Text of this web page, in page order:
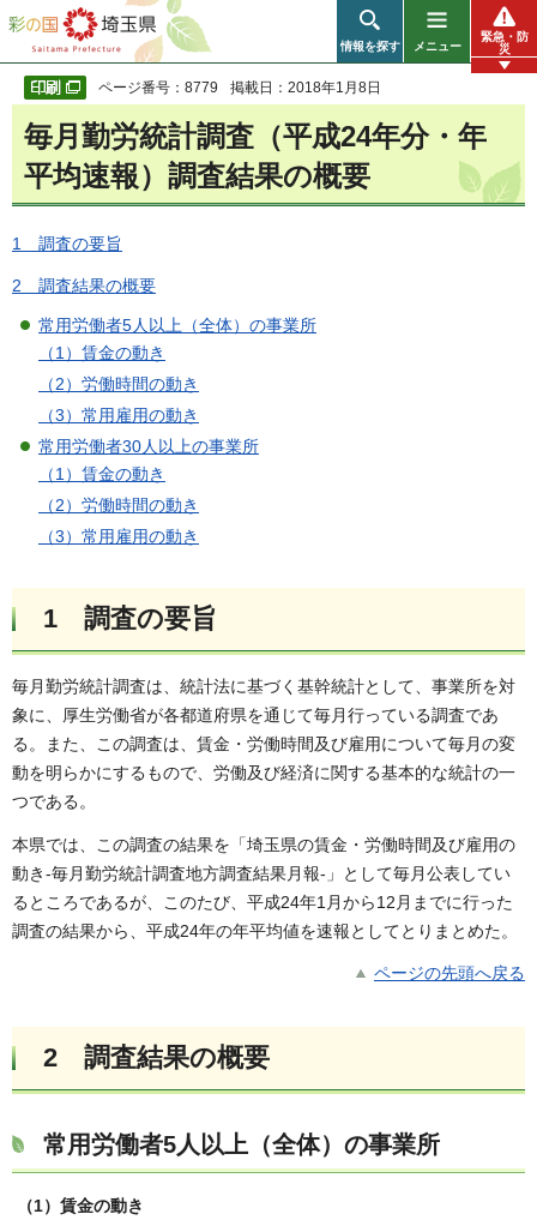
彩の国 埼玉県
情報を探す メニュー
緊急・防
災
ページ番号：8779 掲載日：2018年1月8日
毎月勤労統計調査（平成24年分・年
平均速報）調査結果の概要
1 調査の要旨
2 調査結果の概要
常用労働者5人以上（全体）の事業所
（1）賃金の動き
（2）労働時間の動き
（3）常用雇用の動き
常用労働者30人以上の事業所
（1）賃金の動き
（2）労働時間の動き
（3）常用雇用の動き
1 調査の要旨
毎月勤労統計調査は、統計法に基づく基幹統計として、事業所を対
象に、厚生労働省が各都道府県を通じて毎月行っている調査であ
る。また、この調査は、賃金・労働時間及び雇用について毎月の変
動を明らかにするもので、労働及び経済に関する基本的な統計の一
つである。
本県では、この調査の結果を「埼玉県の賃金・労働時間及び雇用の
動き-毎月勤労統計調査地方調査結果月報-」として毎月公表してい
るところであるが、このたび、平成24年1月から12月までに行った
調査の結果から、平成24年の年平均値を速報としてとりまとめた。
ページの先頭へ戻る
2 調査結果の概要
常用労働者5人以上（全体）の事業所
（1）賃金の動き